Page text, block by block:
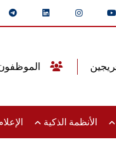
الأنظمة الذكية